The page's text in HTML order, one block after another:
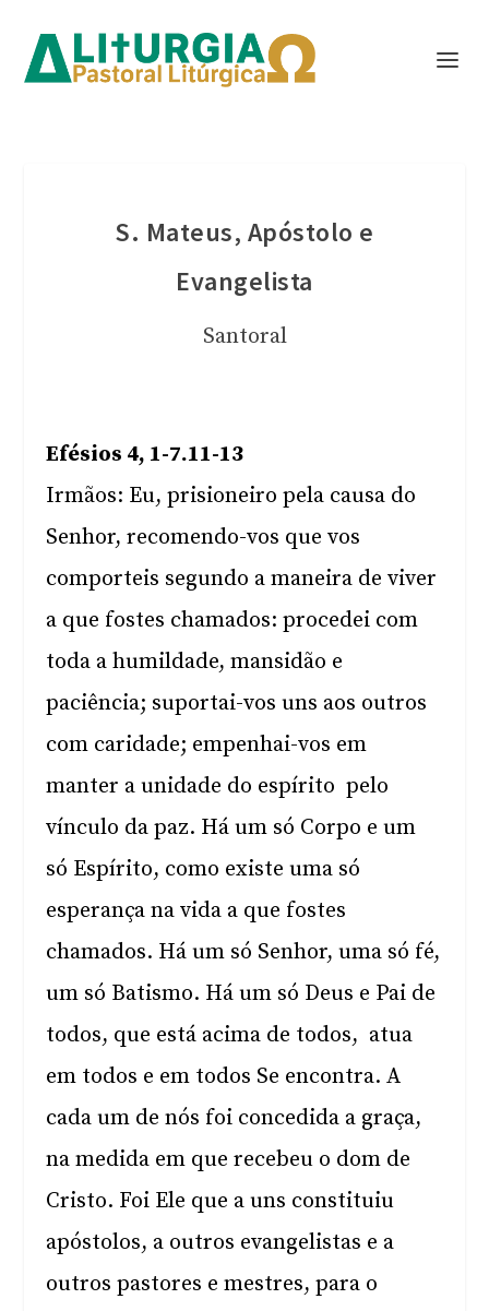
S. Mateus, Apóstolo e
Evangelista
Santoral
Efésios 4, 1-7.11-13
Irmãos: Eu, prisioneiro pela causa do
Senhor, recomendo-vos que vos
comporteis segundo a maneira de viver
a que fostes chamados: procedei com
toda a humildade, mansidão e
paciência; suportai-vos uns aos outros
com caridade; empenhai-vos em
manter a unidade do espírito pelo
vínculo da paz. Há um só Corpo e um
só Espírito, como existe uma só
esperança na vida a que fostes
chamados. Há um só Senhor, uma só fé,
um só Batismo. Há um só Deus e Pai de
todos, que está acima de todos, atua
em todos e em todos Se encontra. A
cada um de nós foi concedida a graça,
na medida em que recebeu o dom de
Cristo. Foi Ele que a uns constituiu
apóstolos, a outros evangelistas e a
outros pastores e mestres, para o